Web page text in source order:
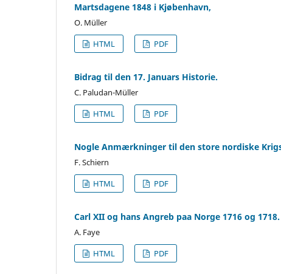
Martsdagene 1848 i Kjøbenhavn,
O. Müller
HTML
PDF
Bidrag til den 17. Januars Historie.
C. Paludan-Müller
HTML
PDF
Nogle Anmærkninger til den store nordiske
F. Schiern
HTML
PDF
Carl XII og hans Angreb paa Norge 1716 og 1718.
A. Faye
HTML
PDF